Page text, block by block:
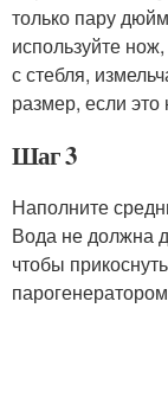
только пару
используйте
с стебля,
размер, если
Шаг 3
Наполните
Вода не должна
чтобы